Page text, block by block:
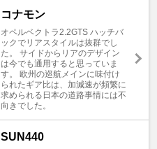
コナモン
オペルベクトラ2.2GTS ハッチバ
ックでリアスタイルは抜群でし
た。 サイドからリアのデザイン
は今でも通用すると思っていま
す。 欧州の巡航メインに味付け
られたギア比は、加減速が頻繁に
求められる日本の道路事情には不
向きでした。
SUN440